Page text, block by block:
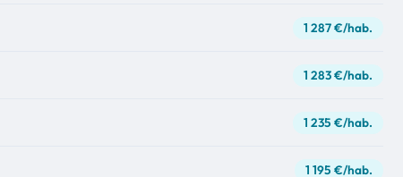
1 287 €/hab.
1 283 €/hab.
1 235 €/hab.
1 195 €/hab.